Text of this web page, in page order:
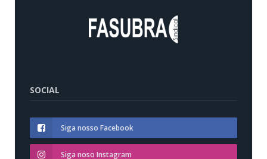
SOCIAL
Siga nosso Facebook
Siga noso Instagram